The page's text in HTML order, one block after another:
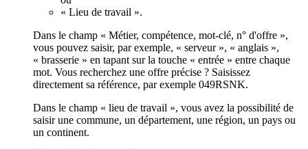
« Lieu de travail ».
Dans le champ « Métier, compétence, mot-clé, n° d'offre »,
vous pouvez saisir, par exemple, « serveur », « anglais »,
« brasserie » en tapant sur la touche « entrée » entre chaque
mot. Vous recherchez une offre précise ? Saisissez
directement sa référence, par exemple 049RSNK.
Dans le champ « lieu de travail », vous avez la possibilité de
saisir une commune, un département, une région, un pays ou
un continent.